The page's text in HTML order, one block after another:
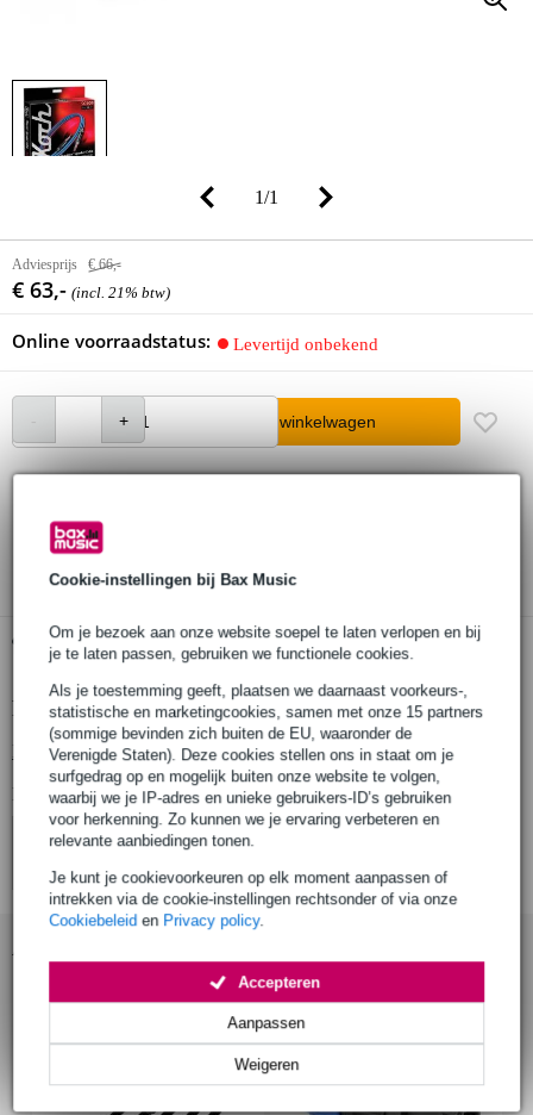
Cookie-instellingen bij Bax Music
Om je bezoek aan onze website soepel te laten verlopen en bij
je te laten passen, gebruiken we functionele cookies.
Als je toestemming geeft, plaatsen we daarnaast voorkeurs-,
statistische en marketingcookies, samen met onze 15 partners
(sommige bevinden zich buiten de EU, waaronder de
Verenigde Staten). Deze cookies stellen ons in staat om je
surfgedrag op en mogelijk buiten onze website te volgen,
waarbij we je IP-adres en unieke gebruikers-ID’s gebruiken
voor herkenning. Zo kunnen we je ervaring verbeteren en
relevante aanbiedingen tonen.
Je kunt je cookievoorkeuren op elk moment aanpassen of
intrekken via de cookie-instellingen rechtsonder of via onze
Cookiebeleid en Privacy policy.
Weigeren
Aanpassen
Accepteren
1/1
Adviesprijs € 66,-
€ 63,- (incl. 21% btw)
Online voorraadstatus: Levertijd onbekend
In winkelwagen
3 jaar Bax Music garantie
Gratis ophalen in de winkel
Productinformatie
Bekijk alle productspecificaties
Bekijk ook eens (4)